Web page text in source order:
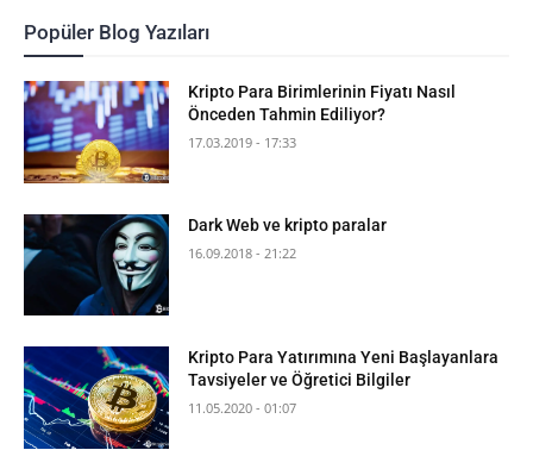
Popüler Blog Yazıları
Kripto Para Birimlerinin Fiyatı Nasıl
Önceden Tahmin Ediliyor?
17.03.2019 - 17:33
Dark Web ve kripto paralar
16.09.2018 - 21:22
Kripto Para Yatırımına Yeni Başlayanlara
Tavsiyeler ve Öğretici Bilgiler
11.05.2020 - 01:07